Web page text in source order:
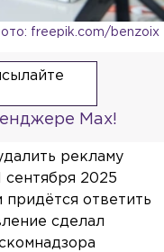
freepik.com/benzoix
Max!
рекламу
сентября 2025
ответить
сделал